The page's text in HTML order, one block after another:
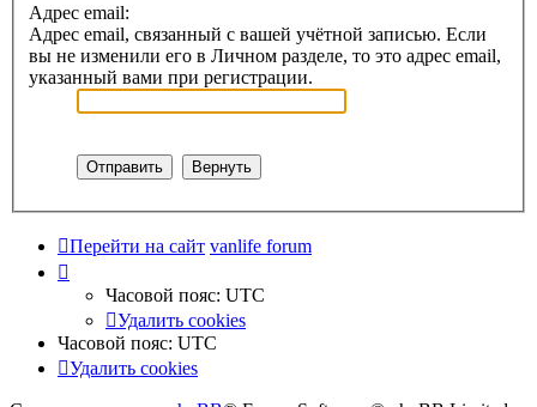
Адрес email:
Адрес email, связанный с вашей учётной записью. Если
вы не изменили его в Личном разделе, то это адрес email,
указанный вами при регистрации.
Перейти на сайт vanlife forum
Часовой пояс: UTC
Удалить cookies
Часовой пояс: UTC
Удалить cookies